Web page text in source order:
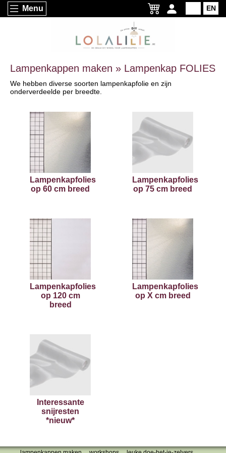
Menu EN
Lampenkappen maken » Lampenkap FOLIES
We hebben diverse soorten lampenkapfolie en zijn
onderverdeelde per breedte.
Lampenkapfolies
op 60 cm breed
Lampenkapfolies
op 75 cm breed
Lampenkapfolies
op 120 cm
breed
Lampenkapfolies
op X cm breed
Interessante
snijresten
*nieuw*